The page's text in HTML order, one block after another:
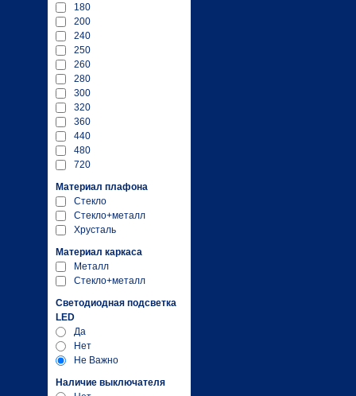
180
200
240
250
260
280
300
320
360
440
480
720
Материал плафона
Стекло
Стекло+металл
Хрусталь
Материал каркаса
Металл
Стекло+металл
Светодиодная подсветка
LED
Да
Нет
Не Важно
Наличие выключателя